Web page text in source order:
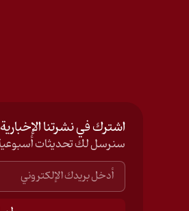
اشترك في نشرتنا الإخبارية
سنرسل لك تحديثات